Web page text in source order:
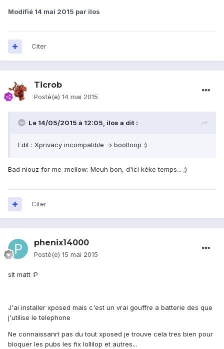
Modifié 14 mai 2015 par ilos
Citer
Ticrob
Posté(e) 14 mai 2015
Le 14/05/2015 à 12:05, ilos a dit :
Edit : Xprivacy incompatible => bootloop :)
Bad niouz for me :mellow: Meuh bon, d'ici kèke temps... ;)
Citer
phenix14000
Posté(e) 15 mai 2015
slt matt :P
J'ai installer xposed mais c'est un vrai gouffre a batterie des que
j'utilise le telephone
Ne connaissanrt pas du tout xposed je trouve cela tres bien pour
bloquer les pubs les fix lollilop et autres...